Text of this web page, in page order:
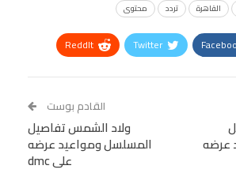
القاهرة تردد محتوى
Twitter
ReddIt
VK
BlackBerry
Viber
عرضه
القادم بوست
ولاد الشمس تفاصيل
المسلسل ومواعيد عرضه
على dmc